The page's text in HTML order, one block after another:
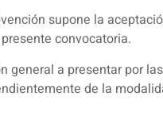
supone la
convocatoria.
general a presentar por
de la